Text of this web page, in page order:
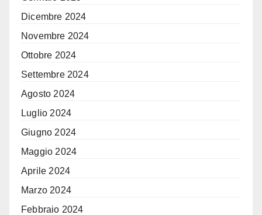
Dicembre 2024
Novembre 2024
Ottobre 2024
Settembre 2024
Agosto 2024
Luglio 2024
Giugno 2024
Maggio 2024
Aprile 2024
Marzo 2024
Febbraio 2024